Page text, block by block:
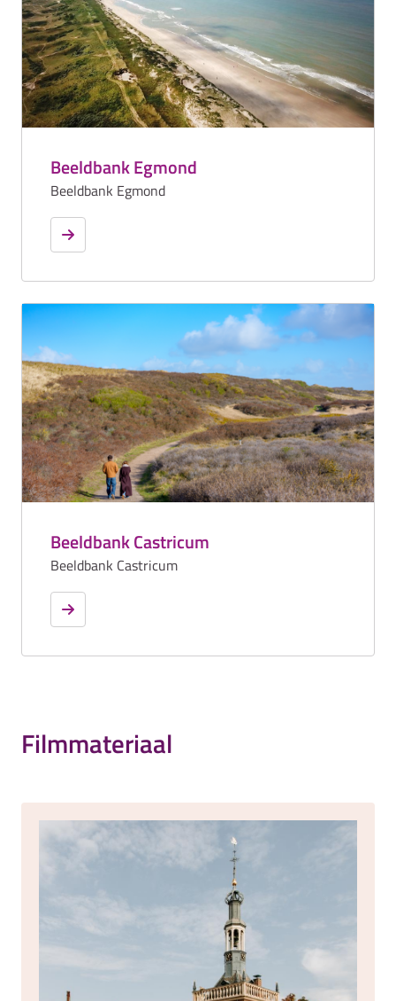
Beeldbank Egmond
Beeldbank Egmond
Beeldbank Castricum
Beeldbank Castricum
Filmmateriaal